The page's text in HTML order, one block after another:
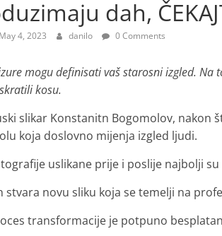
dah,
May 4, 2023 danilo 0 Comments
mogu definisati vaš starosni izgled.
kosu.
slikar Konstanitn Bogomolov, nakon
koja doslovno mijenja izgled ljudi.
uslikane prije i poslije najbolji
stvara novu sliku koja se temelji na
transformacije je potpuno